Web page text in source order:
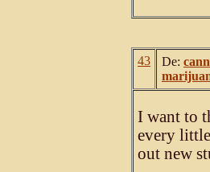
43 De:
I want to
every
out new